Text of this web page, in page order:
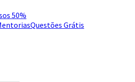
50%
Questões Grátis